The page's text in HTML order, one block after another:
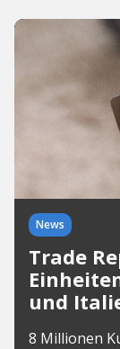
News
Trade
und
8 Millionen